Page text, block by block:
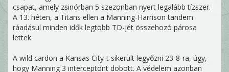
csapat, amely zsinórban 5 szezonban nyert legalább tízszer.
A 13. héten, a Titans ellen a Manning-Harrison tandem
ráadásul minden idők legtöbb TD-jét összehozó párosa
lettek.
A wild cardon a Kansas City-t sikerült legyőzni 23-8-ra, úgy,
hogy Manning 3 interceptont dobott. A védelem azonban